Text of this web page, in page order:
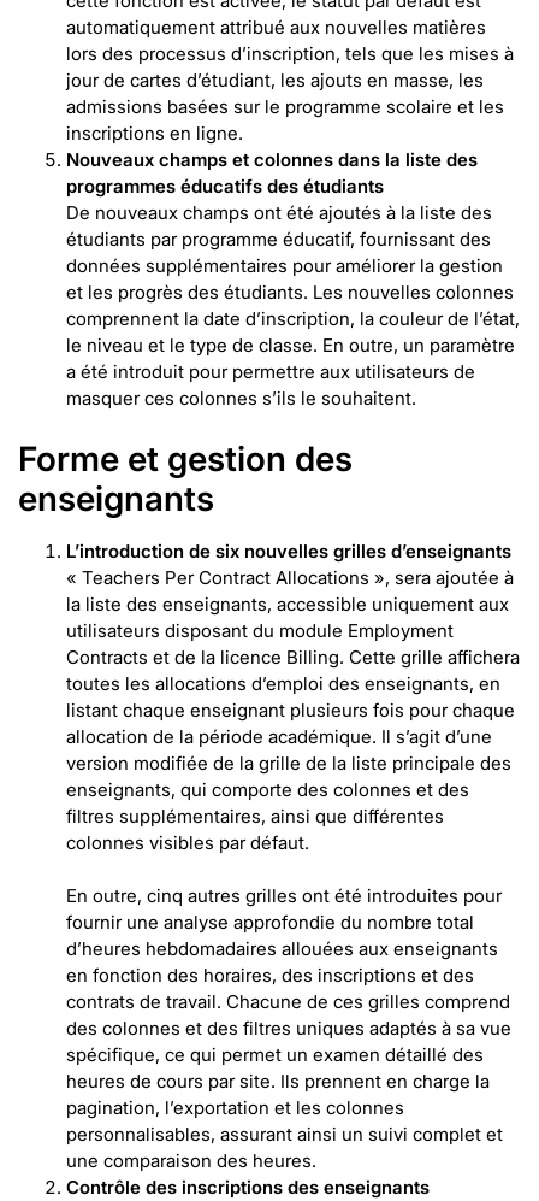
automatiquement attribué aux nouvelles matières
lors des processus d’inscription, tels que les mises à
jour de cartes d’étudiant, les ajouts en masse, les
admissions basées sur le programme scolaire et les
inscriptions en ligne.
Nouveaux champs et colonnes dans la liste des
programmes éducatifs des étudiants
De nouveaux champs ont été ajoutés à la liste des
étudiants par programme éducatif, fournissant des
données supplémentaires pour améliorer la gestion
et les progrès des étudiants. Les nouvelles colonnes
comprennent la date d’inscription, la couleur de l’état,
le niveau et le type de classe. En outre, un paramètre
a été introduit pour permettre aux utilisateurs de
masquer ces colonnes s’ils le souhaitent.
Forme et gestion des
enseignants
L’introduction de six nouvelles grilles d’enseignants
« Teachers Per Contract Allocations », sera ajoutée à
la liste des enseignants, accessible uniquement aux
utilisateurs disposant du module Employment
Contracts et de la licence Billing. Cette grille affichera
toutes les allocations d’emploi des enseignants, en
listant chaque enseignant plusieurs fois pour chaque
allocation de la période académique. Il s’agit d’une
version modifiée de la grille de la liste principale des
enseignants, qui comporte des colonnes et des
filtres supplémentaires, ainsi que différentes
colonnes visibles par défaut.
En outre, cinq autres grilles ont été introduites pour
fournir une analyse approfondie du nombre total
d’heures hebdomadaires allouées aux enseignants
en fonction des horaires, des inscriptions et des
contrats de travail. Chacune de ces grilles comprend
des colonnes et des filtres uniques adaptés à sa vue
spécifique, ce qui permet un examen détaillé des
heures de cours par site. Ils prennent en charge la
pagination, l’exportation et les colonnes
personnalisables, assurant ainsi un suivi complet et
une comparaison des heures.
Contrôle des inscriptions des enseignants